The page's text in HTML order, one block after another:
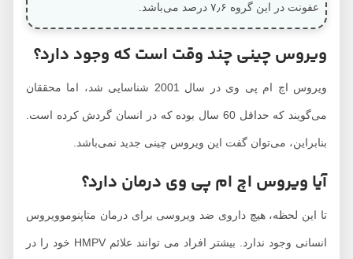
عفونت در این گروه ۷٫۶ درصد می‌باشد.
ویروس چینی چند وقت است که وجود دارد؟
ویروس اچ ام پی وی در سال 2001 شناسایی شد، اما محققان
می‌گویند که حداقل 60 سال بوده که در انسان گردش کرده است.
بنابراین، می‌توان گفت این ویروس چینی جدید نمی‌باشد.
آیا ویروس اچ ام پی وی درمان دارد؟
تا این لحظه، هیچ داروی ضد ویروسی برای درمان متاپنوموویروس
انسانی وجود ندارد. بیشتر افراد می توانند علائم HMPV خود را در